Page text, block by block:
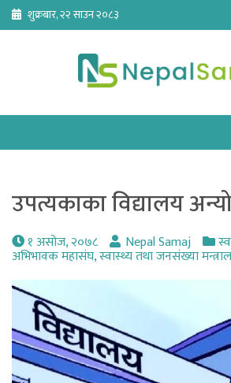
Skip
content
शुक्रबार, २२ साउन २०८३
उपत्यकाका विद्यालय
१ असोज, २०७८ Nepal Samaj
अभिभावक महासंघ,स्वास्थ्य तथा जनसंख्या